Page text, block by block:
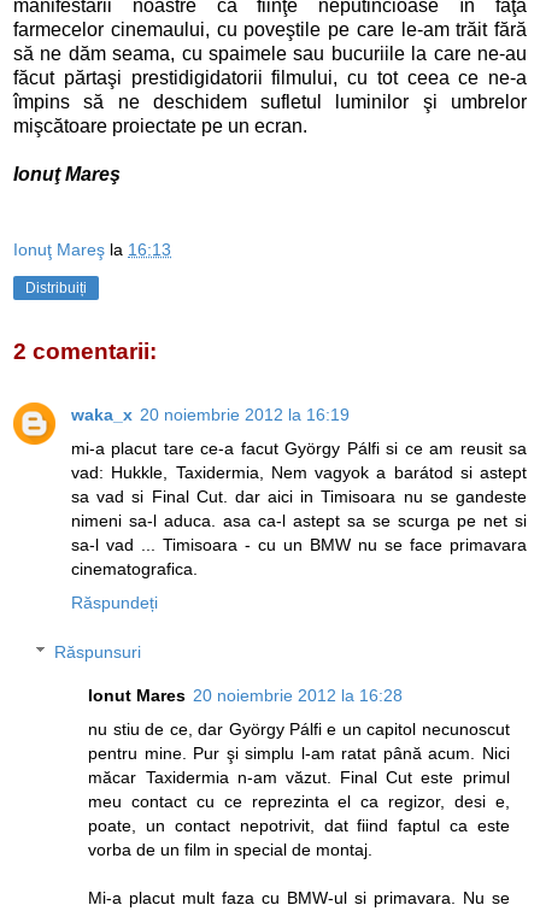
manifestării noastre ca fiinţe neputincioase în faţa
farmecelor cinemaului, cu poveştile pe care le-am trăit fără
să ne dăm seama, cu spaimele sau bucuriile la care ne-au
făcut părtaşi prestidigidatorii filmului, cu tot ceea ce ne-a
împins să ne deschidem sufletul luminilor şi umbrelor
mişcătoare proiectate pe un ecran.
Ionuţ Mareş
Ionuţ Mareş la 16:13
Distribuiți
2 comentarii:
waka_x 20 noiembrie 2012 la 16:19
mi-a placut tare ce-a facut György Pálfi si ce am reusit sa
vad: Hukkle, Taxidermia, Nem vagyok a barátod si astept
sa vad si Final Cut. dar aici in Timisoara nu se gandeste
nimeni sa-l aduca. asa ca-l astept sa se scurga pe net si
sa-l vad ... Timisoara - cu un BMW nu se face primavara
cinematografica.
Răspundeți
Răspunsuri
Ionut Mares 20 noiembrie 2012 la 16:28
nu stiu de ce, dar György Pálfi e un capitol necunoscut
pentru mine. Pur şi simplu l-am ratat până acum. Nici
măcar Taxidermia n-am văzut. Final Cut este primul
meu contact cu ce reprezinta el ca regizor, desi e,
poate, un contact nepotrivit, dat fiind faptul ca este
vorba de un film in special de montaj.
Mi-a placut mult faza cu BMW-ul si primavara. Nu se